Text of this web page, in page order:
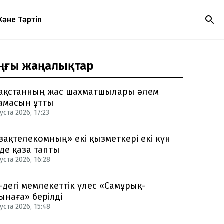
Тәртіп
жаңалықтар
жас шахматшылары әлем
ұтты
2026, 17:23
екі қызметкері екі күн
қаза тапты
2026, 16:28
дегі мемлекеттік үлес «Самұрық-
берілді
2026, 15:48